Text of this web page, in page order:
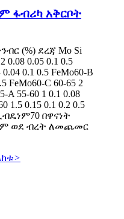
ፋብሪካ አቅርቦት
(%) ደረጃ Mo Si
0.08 0.05 0.1 0.5
0.1 0.5 FeMo60-B
FeMo60-C 60-65 2
A 55-60 1 0.1 0.08
1.5 0.15 0.1 0.2 0.5
በዋናነት
ወደ ብረት ለመጨመር
>